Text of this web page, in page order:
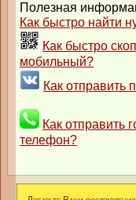
Полезная
Как быстро найти
Как быстро
мобильный?
Как отправить
Как отправить
телефон?